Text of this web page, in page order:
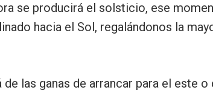
se producirá el solsticio, ese
hacia el Sol, regalándonos la
de las ganas de arrancar para el este